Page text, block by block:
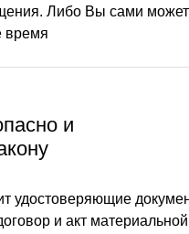
Либо Вы сами
время
и
удостоверяющие
и акт материальной